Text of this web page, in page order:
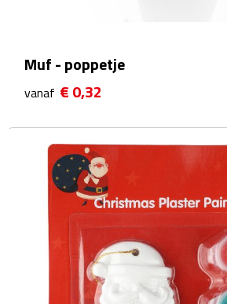
Glazen & karaffen
Dubbelwandige glazen
Bierglazen
Champagneglazen
Cocktailglazen
Wijnglazen
Koffieglazen
Muf - poppetje
vanaf € 0,32